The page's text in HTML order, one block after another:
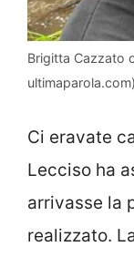
Brigitta Cazzato
ultimaparola.com)
Ci eravate
Lecciso ha
arrivasse la
realizzato.